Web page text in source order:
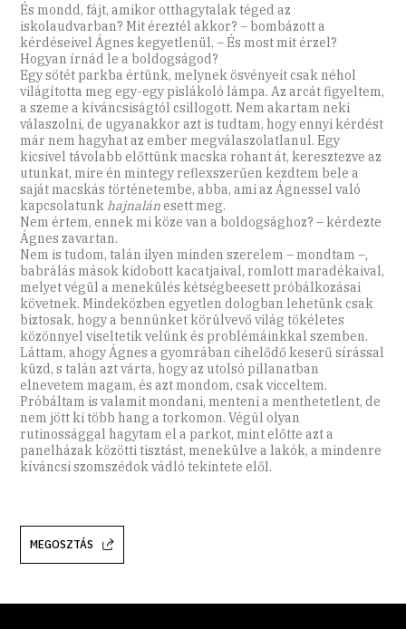
És mondd, fájt, amikor otthagytalak téged az
iskolaudvarban? Mit éreztél akkor? – bombázott a
kérdéseivel Ágnes kegyetlenül. – És most mit érzel?
Hogyan írnád le a boldogságod?
Egy sötét parkba értünk, melynek ösvényeit csak néhol
világította meg egy-egy pislákoló lámpa. Az arcát figyeltem,
a szeme a kíváncsiságtól csillogott. Nem akartam neki
válaszolni, de ugyanakkor azt is tudtam, hogy ennyi kérdést
már nem hagyhat az ember megválaszolatlanul. Egy
kicsivel távolabb előttünk macska rohant át, keresztezve az
utunkat, mire én mintegy reflexszerűen kezdtem bele a
saját macskás történetembe, abba, ami az Ágnessel való
kapcsolatunkhajnalán esett meg.
Nem értem, ennek mi köze van a boldogsághoz? – kérdezte
Ágnes zavartan.
Nem is tudom, talán ilyen minden szerelem – mondtam –,
babrálás mások kidobott kacatjaival, romlott maradékaival,
melyet végül a menekülés kétségbeesett próbálkozásai
követnek. Mindeközben egyetlen dologban lehetünk csak
biztosak, hogy a bennünket körülvevő világ tökéletes
közönnyel viseltetik velünk és problémáinkkal szemben.
Láttam, ahogy Ágnes a gyomrában cihelődő keserű sírással
küzd, s talán azt várta, hogy az utolsó pillanatban
elnevetem magam, és azt mondom, csak vicceltem.
Próbáltam is valamit mondani, menteni a menthetetlent, de
nem jött ki több hang a torkomon. Végül olyan
rutinossággal hagytam el a parkot, mint előtte azt a
panelházak közötti tisztást, menekülve a lakók, a mindenre
kíváncsi szomszédok vádló tekintete elől.
MEGOSZTÁS